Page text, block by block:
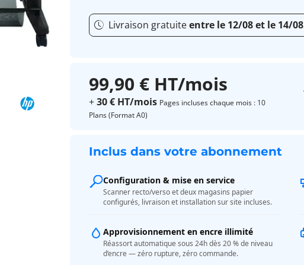
Livraison gratuiteentre le 12/08 et le 14/08
99,90 € HT/mois
+30 € HT/mois Pages incluses chaque mois : 10
Plans (Format A0)
Inclus dans votre abonnement
Configuration & mise en service
Scanner recto/verso et deux magasins papier
configurés, livraison et installation sur site incluses.
Approvisionnement en encre illimité
Réassort automatique sous 24h dès 20 % de niveau
d’encre — zéro rupture, zéro commande.